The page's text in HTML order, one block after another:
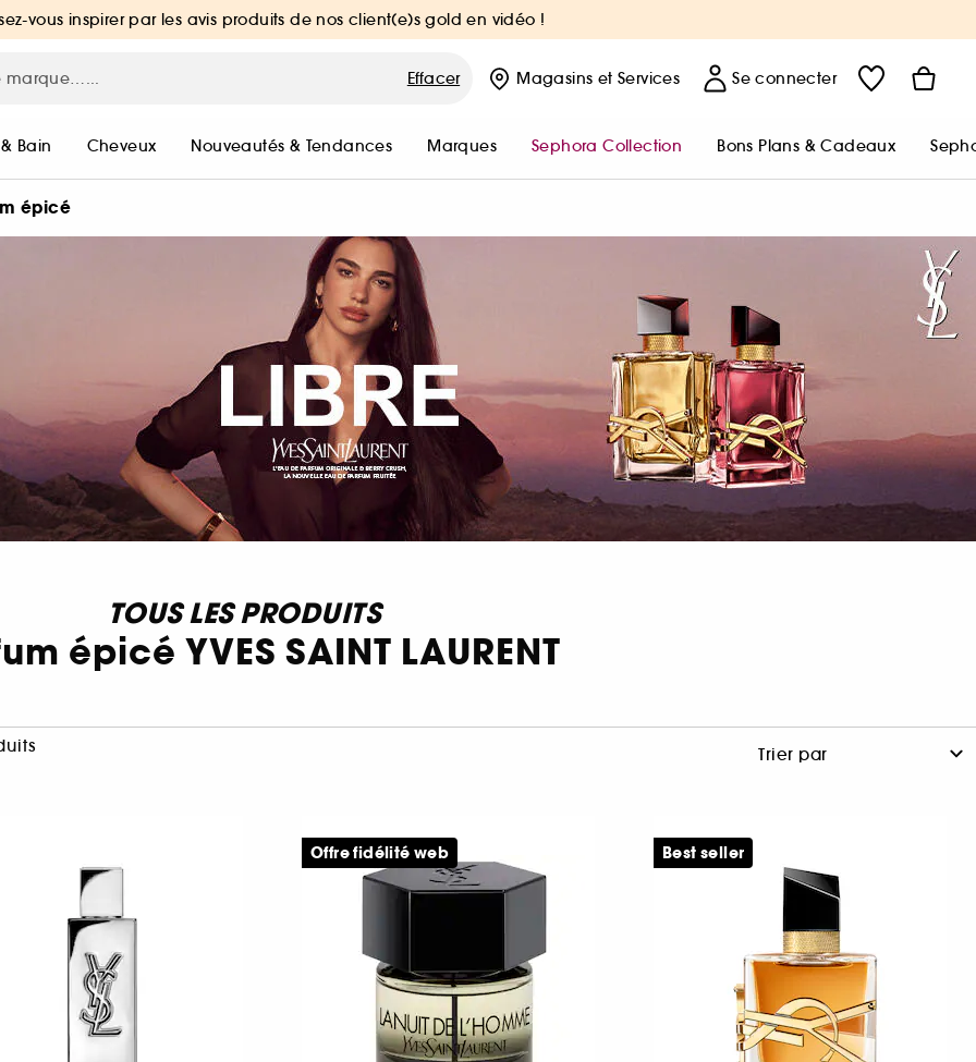
vous inspirer par les avis produits de nos client(e)s gold en vidéo !
Effacer Magasins et Services Se connecter
Bain Cheveux Nouveautés & Tendances Marques Sephora Collection Bons Plans & Cadeaux
épicé
TOUS LES PRODUITS
épicé YVES SAINT LAURENT
Offre fidélité web Best seller